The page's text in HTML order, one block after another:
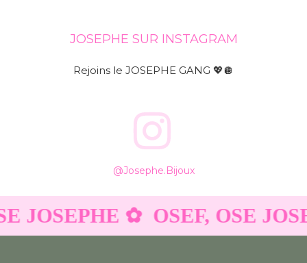
JOSEPHE SUR INSTAGRAM
Rejoins le JOSEPHE GANG 💖🪩
@josephe.bijoux
JOSEPHE ✿ OSEF, OSE